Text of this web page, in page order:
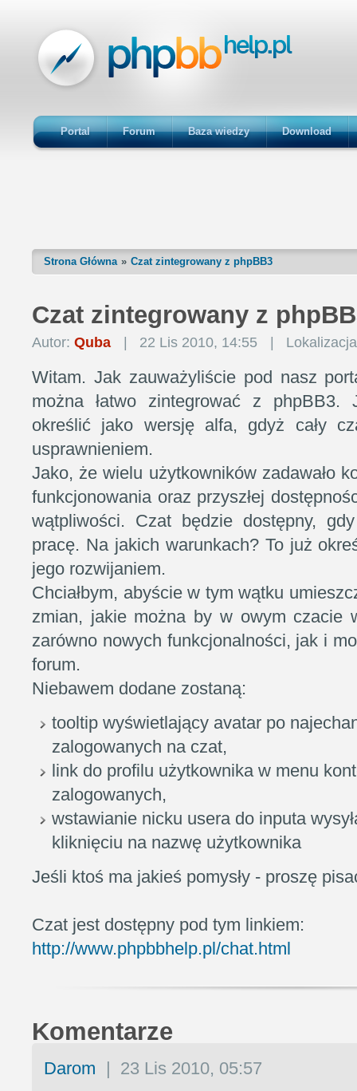
Portal Forum Baza wiedzy Download
Strona Główna Czat zintegrowany z phpBB3
Czat zintegrowany z
Autor: Quba 22 Lis 2010, 14:55
Witam. Jak zauważyliście pod nasz
można łatwo zintegrować z phpBB3.
określić jako wersję alfa, gdyż cały
usprawnieniem.
Jako, że wielu użytkowników zadawało
funkcjonowania oraz przyszłej
wątpliwości. Czat będzie dostępny,
pracę. Na jakich warunkach? To już
jego rozwijaniem.
Chciałbym, abyście w tym wątku
zmian, jakie można by w owym czacie
zarówno nowych funkcjonalności, jak i
forum.
Niebawem dodane zostaną:
tooltip wyświetlający avatar po
zalogowanych na czat,
link do profilu użytkownika w menu
zalogowanych,
wstawianie nicku usera do inputa
kliknięciu na nazwę użytkownika
Jeśli ktoś ma jakieś pomysły - proszę
Czat jest dostępny pod tym linkiem:
http://www.phpbbhelp.pl/chat.html
Komentarze
Darom | 23 Lis 2010, 05:57